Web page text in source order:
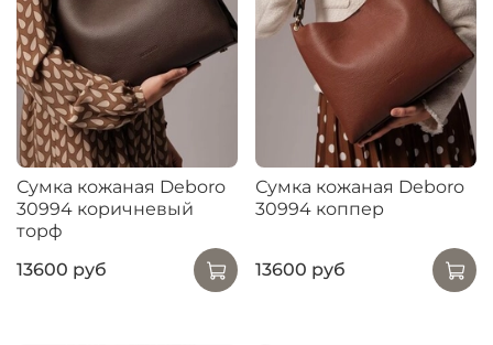
Сумка кожаная Deboro
30994 коричневый
торф
13600 руб
Сумка кожаная Deboro
30994 коппер
13600 руб